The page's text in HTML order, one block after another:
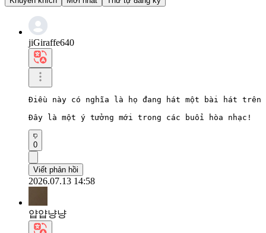
jiGiraffe640
Điều này có nghĩa là họ đang hát một bài hát trên
Đây là một ý tưởng mới trong các buổi hòa nhạc!
0
Viết phản hồi
2026.07.13 14:58
얍얍냥냥